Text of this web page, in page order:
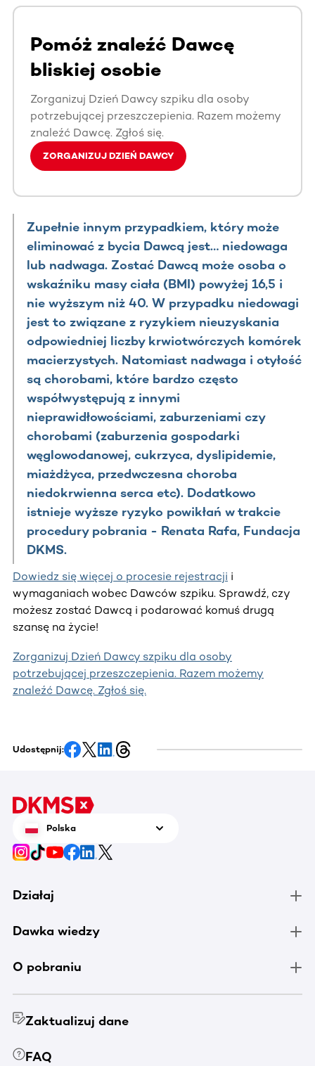
Pomóż znaleźć Dawcę
bliskiej osobie
Zorganizuj Dzień Dawcy szpiku dla osoby
potrzebującej przeszczepienia. Razem możemy
znaleźć Dawcę. Zgłoś się.
ZORGANIZUJ DZIEŃ DAWCY
Zupełnie innym przypadkiem, który może
eliminować z bycia Dawcą jest… niedowaga
lub nadwaga. Zostać Dawcą może osoba o
wskaźniku masy ciała (BMI) powyżej 16,5 i
nie wyższym niż 40. W przypadku niedowagi
jest to związane z ryzykiem nieuzyskania
odpowiedniej liczby krwiotwórczych komórek
macierzystych. Natomiast nadwaga i otyłość
są chorobami, które bardzo często
współwystępują z innymi
nieprawidłowościami, zaburzeniami czy
chorobami (zaburzenia gospodarki
węglowodanowej, cukrzyca, dyslipidemie,
miażdżyca, przedwczesna choroba
niedokrwienna serca etc). Dodatkowo
istnieje wyższe ryzyko powikłań w trakcie
procedury pobrania - Renata Rafa, Fundacja
DKMS.
Dowiedz się więcej o procesie rejestracji i
wymaganiach wobec Dawców szpiku. Sprawdź, czy
możesz zostać Dawcą i podarować komuś drugą
szansę na życie!
Zorganizuj Dzień Dawcy szpiku dla osoby
potrzebującej przeszczepienia. Razem możemy
znaleźć Dawcę. Zgłoś się.
Udostępnij:
Polska
Działaj
Dawka wiedzy
O pobraniu
Zaktualizuj dane
FAQ